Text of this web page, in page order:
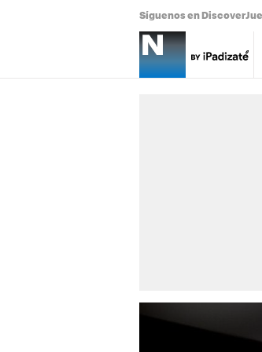
Síguenos en Discover